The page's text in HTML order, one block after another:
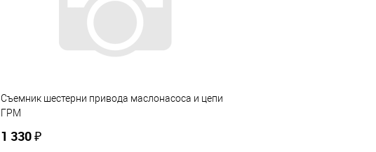
Под заказ
Съемник шестерни привода маслонасоса и цепи
ГРМ
1 330 ₽